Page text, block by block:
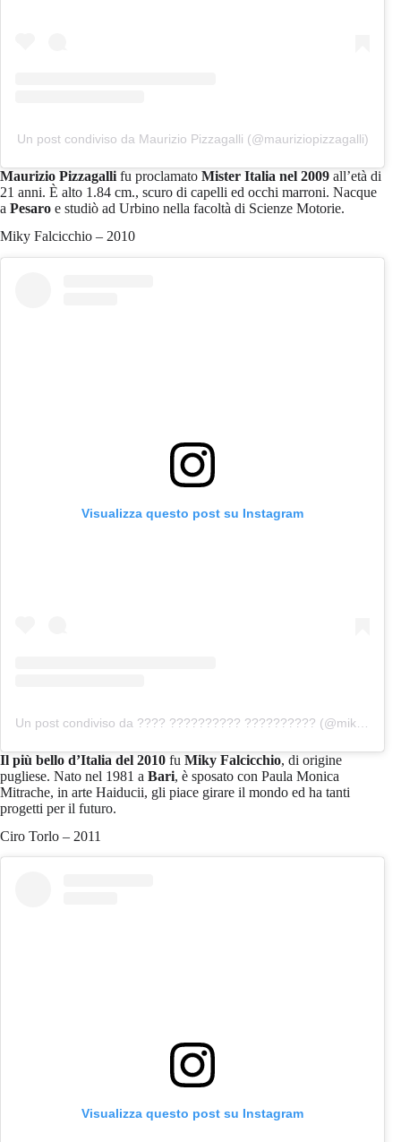
Un post condiviso da Maurizio Pizzagalli (@mauriziopizzagalli)
Maurizio Pizzagalli fu proclamato Mister Italia nel 2009 all’età di
21 anni. È alto 1.84 cm., scuro di capelli ed occhi marroni. Nacque
a Pesaro e studiò ad Urbino nella facoltà di Scienze Motorie.
Miky Falcicchio – 2010
Visualizza questo post su Instagram
Il più bello d’Italia del 2010 fu Miky Falcicchio, di origine
pugliese. Nato nel 1981 a Bari, è sposato con Paula Monica
Mitrache, in arte Haiducii, gli piace girare il mondo ed ha tanti
progetti per il futuro.
Ciro Torlo – 2011
Visualizza questo post su Instagram